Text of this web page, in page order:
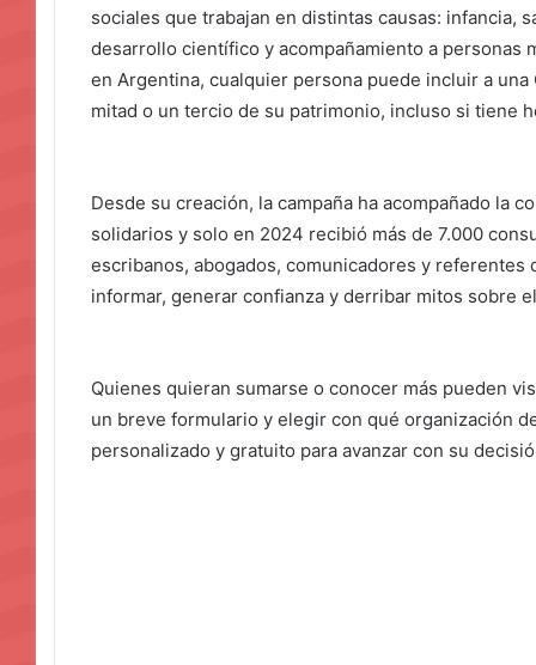
sociales que trabajan en distintas causas: infancia,
desarrollo científico y acompañamiento a personas
en Argentina, cualquier persona puede incluir a una
mitad o un tercio de su patrimonio, incluso si tiene
Desde su creación, la campaña ha acompañado la
solidarios y solo en 2024 recibió más de 7.000
escribanos, abogados, comunicadores y referentes
informar, generar confianza y derribar mitos sobre
Quienes quieran sumarse o conocer más pueden
un breve formulario y elegir con qué organización
personalizado y gratuito para avanzar con su